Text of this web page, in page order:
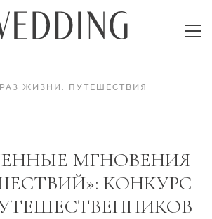
ЖИЗНИ . ПУТЕШЕСТВИЯ
МГНОВЕНИЯ
КОНКУРС